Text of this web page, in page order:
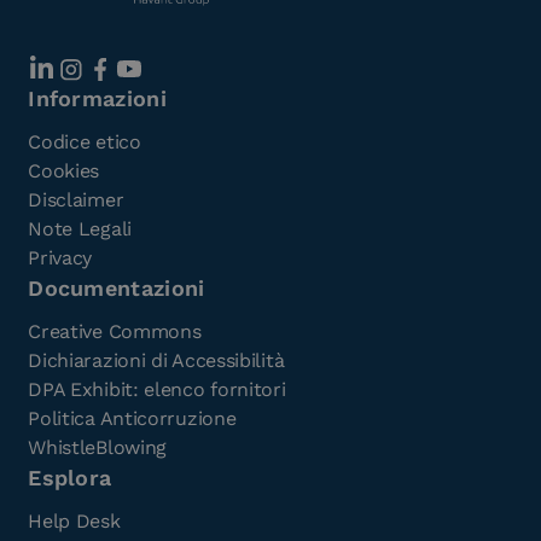
Informazioni
Codice etico
Cookies
Disclaimer
Note Legali
Privacy
Documentazioni
Creative Commons
Dichiarazioni di Accessibilità
DPA Exhibit: elenco fornitori
Politica Anticorruzione
WhistleBlowing
Esplora
Help Desk